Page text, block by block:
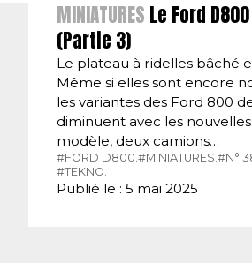
MINIATURES Le Ford
(Partie 3)
Le plateau à ridelles bâché
Même si elles sont encore
les variantes des Ford 800
diminuent avec les
modèle, deux camions…
#FORD D800.#MINIATURES.#N°
#TEKNO.
Publié le : 5 mai 2025